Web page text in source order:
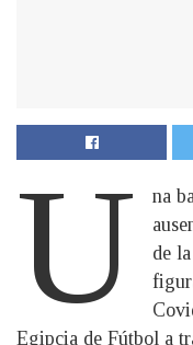
U
na
de
Egipcia de Fútbol a